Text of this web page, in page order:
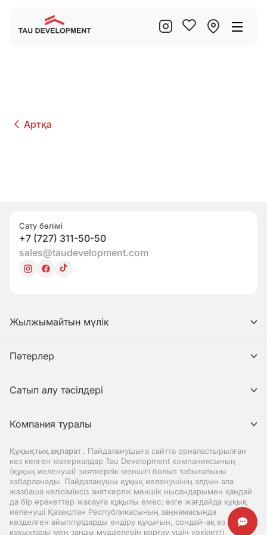
Артқа
Сату бөлімі
+7 (727) 311-50-50
sales@taudevelopment.com
Жылжымайтын мүлік
Пәтерлер
Сатып алу тәсілдері
Компания туралы
Құқықтық ақпарат . Пайдаланушыға сайтта орналастырылған
кез келген материалдар Tau Development компаниясының
(құқық иеленуші) зияткерлік меншігі болып табылатыны
хабарланады. Пайдаланушы құқық иеленушінің алдын ала
жазбаша келісімінсіз зияткерлік меншік нысандарымен қандай
да бір әрекеттер жасауға құқылы емес; өзге жағдайда құқық
иеленуші Қазақстан Республикасының заңнамасында
көзделген айыппұлдарды өндіру құқығын, сондай-ақ өз
құқықтары мен заңды мүдделерін қорғау үшін уәкілетті